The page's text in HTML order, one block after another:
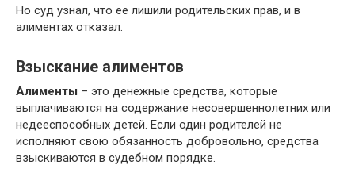
Но суд узнал, что ее лишили родительских прав, и в
алиментах отказал.
Взыскание алиментов
Алименты – это денежные средства, которые
выплачиваются на содержание несовершеннолетних или
недееспособных детей. Если один родителей не
исполняют свою обязанность добровольно, средства
взыскиваются в судебном порядке.